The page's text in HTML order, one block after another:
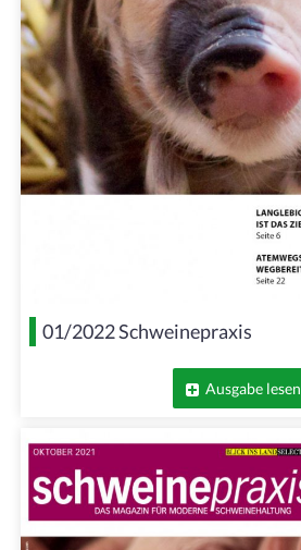
01/2022 Schweinepraxis
Ausgabe lesen